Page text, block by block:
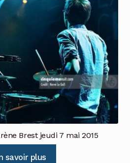
Brest jeudi 7 mai 2015
savoir plus